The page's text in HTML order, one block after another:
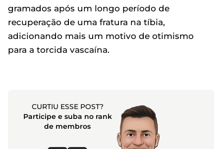
gramados após um longo período de
recuperação de uma fratura na tíbia,
adicionando mais um motivo de otimismo
para a torcida vascaína.
CURTIU ESSE POST?
Participe e suba no rank
de membros